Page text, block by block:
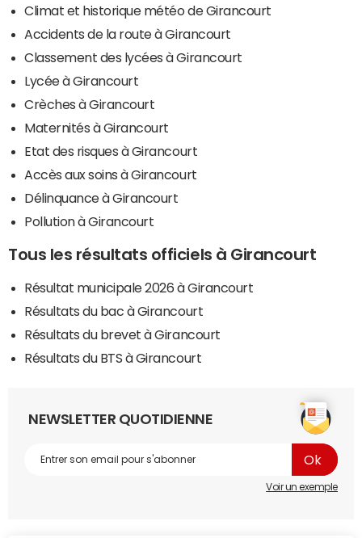
Climat et historique météo de Girancourt
Accidents de la route à Girancourt
Classement des lycées à Girancourt
Lycée à Girancourt
Crèches à Girancourt
Maternités à Girancourt
Etat des risques à Girancourt
Accès aux soins à Girancourt
Délinquance à Girancourt
Pollution à Girancourt
Tous les résultats officiels à Girancourt
Résultat municipale 2026 à Girancourt
Résultats du bac à Girancourt
Résultats du brevet à Girancourt
Résultats du BTS à Girancourt
NEWSLETTER QUOTIDIENNE
Voir un exemple